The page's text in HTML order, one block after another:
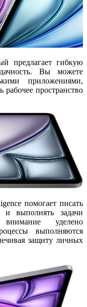
предлагает гибкую
Вы можете
приложениями,
рабочее пространство
помогает писать
и выполнять задачи
уделено
выполняются
защиту личных